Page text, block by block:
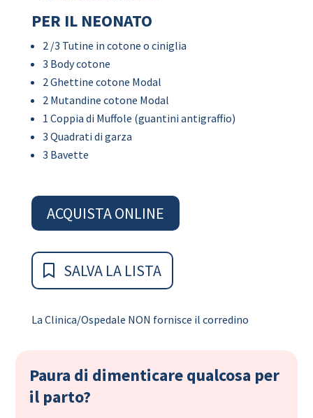
PER IL NEONATO
2 /3 Tutine in cotone o ciniglia
3 Body cotone
2 Ghettine cotone Modal
2 Mutandine cotone Modal
1 Coppia di Muffole (guantini antigraffio)
3 Quadrati di garza
3 Bavette
ACQUISTA ONLINE
SALVA LA LISTA
La Clinica/Ospedale NON fornisce il corredino
Paura di dimenticare qualcosa per
il parto?